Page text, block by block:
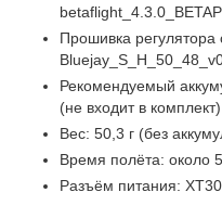
Прошивка регулятора
Рекомендуемый
(не входит в комплект)
Вес: 50,3 г (без
Время полёта: около
Разъём питания: XT30